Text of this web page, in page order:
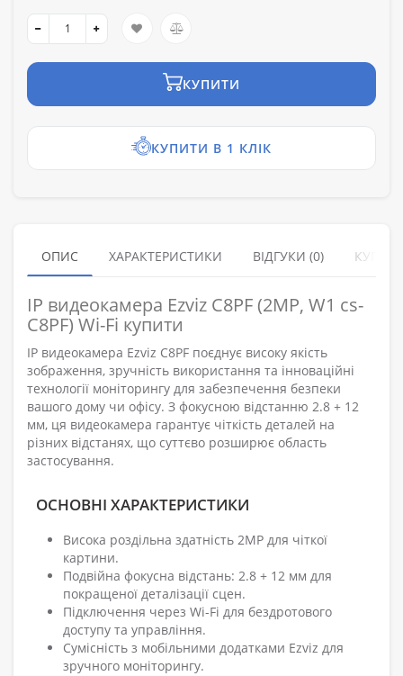
КУПИТИ
КУПИТИ В 1 КЛІК
ОПИС ХАРАКТЕРИСТИКИ ВІДГУКИ (0)
IP видеокамера Ezviz C8PF (2MP, W1 cs-
C8PF) Wi-Fi купити
IP видеокамера Ezviz C8PF поєднує високу якість
зображення, зручність використання та інноваційні
технології моніторингу для забезпечення безпеки
вашого дому чи офісу. З фокусною відстанню 2.8 + 12
мм, ця видеокамера гарантує чіткість деталей на
різних відстанях, що суттєво розширює область
застосування.
ОСНОВНІ ХАРАКТЕРИСТИКИ
Висока роздільна здатність 2MP для чіткої
картини.
Подвійна фокусна відстань: 2.8 + 12 мм для
покращеної деталізації сцен.
Підключення через Wi-Fi для бездротового
доступу та управління.
Сумісність з мобільними додатками Ezviz для
зручного моніторингу.